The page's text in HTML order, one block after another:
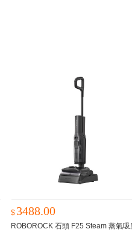
$ 3488.00
ROBOROCK 石頭 F25 Steam 蒸氣吸